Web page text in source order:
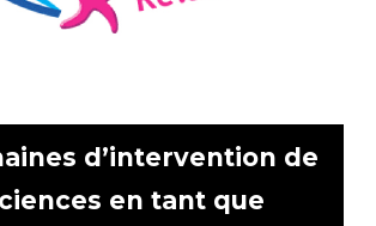
d’intervention de
en tant que